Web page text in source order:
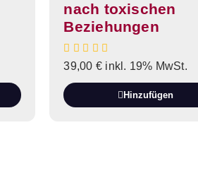
nach toxischen
Beziehungen
39,00 € inkl. 19% MwSt.
Hinzufügen